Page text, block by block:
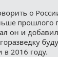
о
прошлого
он и
в 2016 году.